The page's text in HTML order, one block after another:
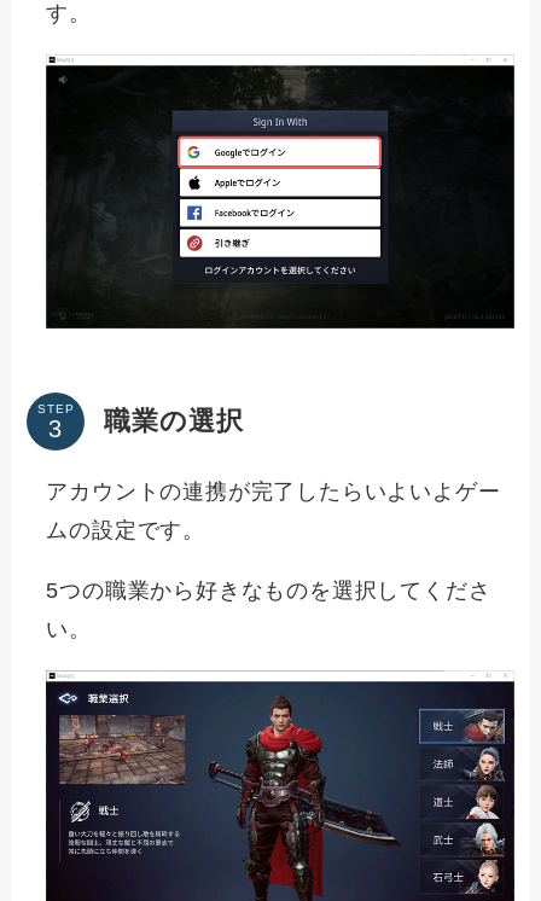
す。
STEP 職業の選択
アカウントの連携が完了したらいよいよゲー
ムの設定です。
5つの職業から好きなものを選択してくださ
い。